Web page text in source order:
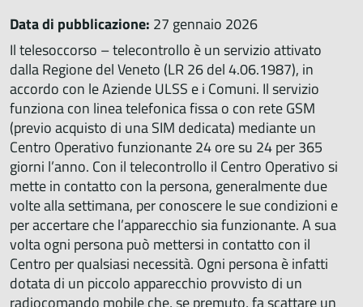
Data di pubblicazione: 27 gennaio 2026
Il telesoccorso – telecontrollo è un servizio attivato
dalla Regione del Veneto (LR 26 del 4.06.1987), in
accordo con le Aziende ULSS e i Comuni. Il servizio
funziona con linea telefonica fissa o con rete GSM
(previo acquisto di una SIM dedicata) mediante un
Centro Operativo funzionante 24 ore su 24 per 365
giorni l’anno. Con il telecontrollo il Centro Operativo si
mette in contatto con la persona, generalmente due
volte alla settimana, per conoscere le sue condizioni e
per accertare che l’apparecchio sia funzionante. A sua
volta ogni persona può mettersi in contatto con il
Centro per qualsiasi necessità. Ogni persona è infatti
dotata di un piccolo apparecchio provvisto di un
radiocomando mobile che, se premuto, fa scattare un